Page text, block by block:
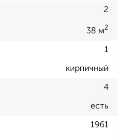
2
38 м2
1
кирпичный
4
есть
1961